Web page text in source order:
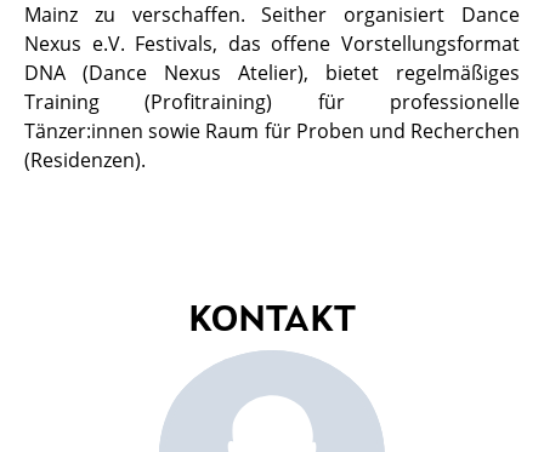
Mainz zu verschaffen. Seither organisiert Dance
Nexus e.V. Festivals, das offene Vorstellungsformat
DNA (Dance Nexus Atelier), bietet regelmäßiges
Training (Profitraining) für professionelle
Tänzer:innen sowie Raum für Proben und Recherchen
(Residenzen).
KONTAKT